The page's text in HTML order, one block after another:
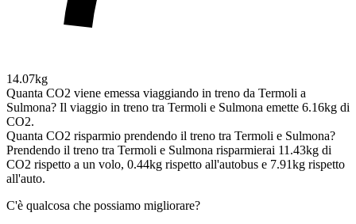
14.07kg
Quanta CO2 viene emessa viaggiando in treno da Termoli a
Sulmona? Il viaggio in treno tra Termoli e Sulmona emette 6.16kg di
CO2.
Quanta CO2 risparmio prendendo il treno tra Termoli e Sulmona?
Prendendo il treno tra Termoli e Sulmona risparmierai 11.43kg di
CO2 rispetto a un volo, 0.44kg rispetto all'autobus e 7.91kg rispetto
all'auto.
C'è qualcosa che possiamo migliorare?